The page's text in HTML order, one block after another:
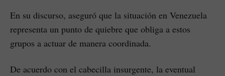
En su discurso, aseguró que la situación en Venezuela
representa un punto de quiebre que obliga a estos
grupos a actuar de manera coordinada.
De acuerdo con el cabecilla insurgente, la eventual